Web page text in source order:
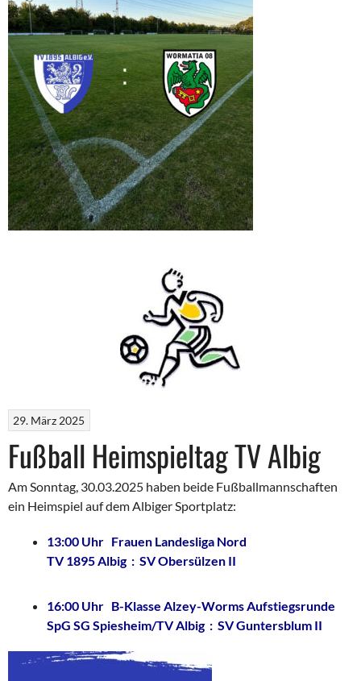
29. März 2025
Fußball Heimspieltag TV Albig
Am Sonntag, 30.03.2025 haben beide Fußballmannschaften
ein Heimspiel auf dem Albiger Sportplatz:
13:00 Uhr Frauen Landesliga Nord
TV 1895 Albig : SV Obersülzen II
16:00 Uhr B-Klasse Alzey-Worms Aufstiegsrunde
SpG SG Spiesheim/TV Albig : SV Guntersblum II